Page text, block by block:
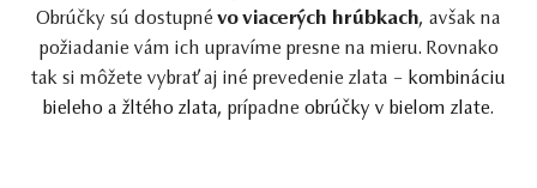
Obrúčky sú dostupnévo viacerých hrúbkach, avšak na
požiadanie vám ich upravíme presne na mieru. Rovnako
tak si môžete vybrať aj iné prevedenie zlata – kombináciu
bieleho a žltého zlata, prípadne obrúčky v bielom zlate.